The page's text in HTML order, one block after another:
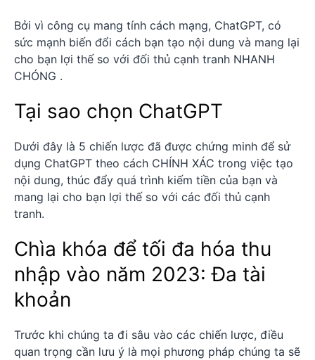
Bởi vì công cụ mang tính cách mạng, ChatGPT, có
sức mạnh biến đổi cách bạn tạo nội dung và mang lại
cho bạn lợi thế so với đối thủ cạnh tranh NHANH
CHÓNG .
Tại sao chọn ChatGPT
Dưới đây là 5 chiến lược đã được chứng minh để sử
dụng ChatGPT theo cách CHÍNH XÁC trong việc tạo
nội dung, thúc đẩy quá trình kiếm tiền của bạn và
mang lại cho bạn lợi thế so với các đối thủ cạnh
tranh.
Chìa khóa để tối đa hóa thu
nhập vào năm 2023: Đa tài
khoản
Trước khi chúng ta đi sâu vào các chiến lược, điều
quan trọng cần lưu ý là mọi phương pháp chúng ta sẽ